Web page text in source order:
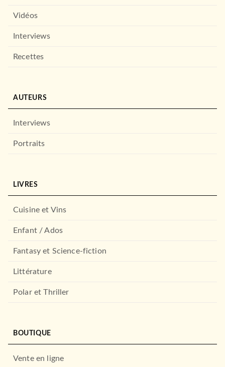
Vidéos
Interviews
Recettes
AUTEURS
Interviews
Portraits
LIVRES
Cuisine et Vins
Enfant / Ados
Fantasy et Science-fiction
Littérature
Polar et Thriller
BOUTIQUE
Vente en ligne